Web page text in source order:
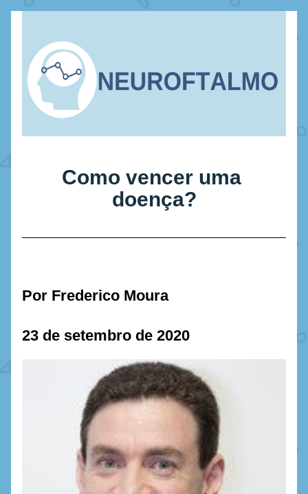
Como vencer uma
doença?
Por Frederico Moura
23 de setembro de 2020